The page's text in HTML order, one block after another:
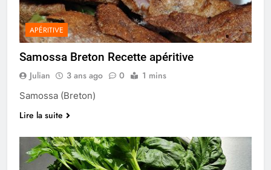
APÉRITIVE
Samossa Breton Recette apéritive
Julian 3 ans ago 0 1 mins
Samossa (Breton)
Lire la suite